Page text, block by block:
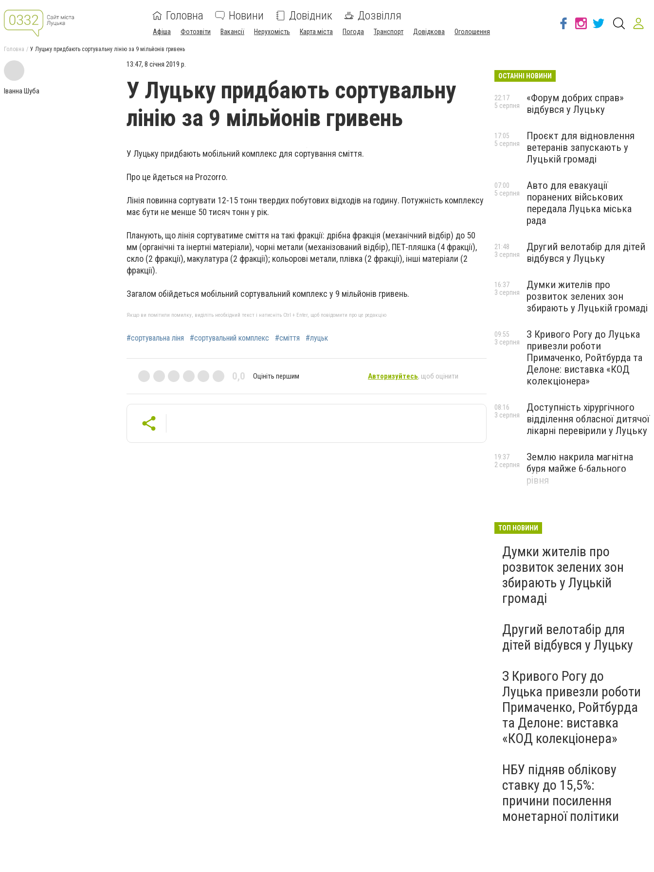
Головна Новини Довідник Дозвілля
Афіша Фотозвіти Вакансії Нерухомість Карта міста Погода Транспорт Довідкова Оголошення
Головна У Луцьку придбають сортувальну лінію за 9 мільйонів гривень
Іванна Шуба
13:47, 8 січня 2019 р.
У Луцьку придбають сортувальну
лінію за 9 мільйонів гривень
У Луцьку придбають мобільний комплекс для сортування сміття.
Про це йдеться на Prozorro.
Лінія повинна сортувати 12-15 тонн твердих побутових відходів на годину. Потужність комплексу
має бути не менше 50 тисяч тонн у рік.
Планують, що лінія сортуватиме сміття на такі фракції: дрібна фракція (механічний відбір) до 50
мм (органічні та інертні матеріали), чорні метали (механізований відбір), ПЕТ-пляшка (4 фракції),
скло (2 фракції), макулатура (2 фракції); кольорові метали, плівка (2 фракції), інші матеріали (2
фракції).
Загалом обійдеться мобільний сортувальний комплекс у 9 мільйонів гривень.
Якщо ви помітили помилку, виділіть необхідний текст і натисніть Ctrl + Enter, щоб повідомити про це редакцію
#сортувальна ліня #сортувальний комплекс #сміття #луцьк
0,0 Оцініть першим Авторизуйтесь, щоб оцінити
ОСТАННІ НОВИНИ
«Форум добрих справ»
відбувся у Луцьку
22:17
5 серпня
Проєкт для відновлення
ветеранів запускають у
Луцькій громаді
17:05
5 серпня
Авто для евакуації
поранених військових
передала Луцька міська
рада
07:00
5 серпня
Другий велотабір для дітей
відбувся у Луцьку
21:48
3 серпня
Думки жителів про
розвиток зелених зон
збирають у Луцькій громаді
16:37
3 серпня
З Кривого Рогу до Луцька
привезли роботи
Примаченко, Ройтбурда та
Делоне: виставка «КОД
колекціонера»
09:55
3 серпня
Доступність хірургічного
відділення обласної дитячої
лікарні перевірили у Луцьку
08:16
3 серпня
Землю накрила магнітна
буря майже 6-бального
рівня
19:37
2 серпня
ТОП НОВИНИ
Думки жителів про
розвиток зелених зон
збирають у Луцькій
громаді
Другий велотабір для
дітей відбувся у Луцьку
З Кривого Рогу до
Луцька привезли роботи
Примаченко, Ройтбурда
та Делоне: виставка
«КОД колекціонера»
НБУ підняв облікову
ставку до 15,5%:
причини посилення
монетарної політики